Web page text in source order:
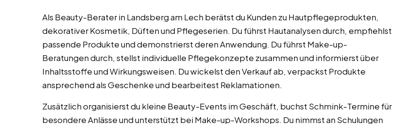
Als Beauty-Berater in Landsberg am Lech berätst du Kunden zu Hautpflegeprodukten,
dekorativer Kosmetik, Düften und Pflegeserien. Du führst Hautanalysen durch, empfiehlst
passende Produkte und demonstrierst deren Anwendung. Du führst Make-up-
Beratungen durch, stellst individuelle Pflegekonzepte zusammen und informierst über
Inhaltsstoffe und Wirkungsweisen. Du wickelst den Verkauf ab, verpackst Produkte
ansprechend als Geschenke und bearbeitest Reklamationen.
Zusätzlich organisierst du kleine Beauty-Events im Geschäft, buchst Schmink-Termine für
besondere Anlässe und unterstützt bei Make-up-Workshops. Du nimmst an Schulungen